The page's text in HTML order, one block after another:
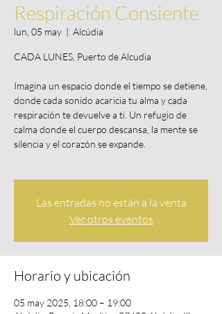
Respiración Consiente
lun, 05 may
  |
Alcúdia
CADA LUNES, Puerto de Alcudia
Imagina un espacio donde el tiempo se detiene,
donde cada sonido acaricia tu alma y cada
respiración te devuelve a ti. Un refugio de
calma donde el cuerpo descansa, la mente se
silencia y el corazón se expande.
Las entradas no están a la venta
Ver otros eventos
Horario y ubicación
05 may 2025, 18:00 – 19:00